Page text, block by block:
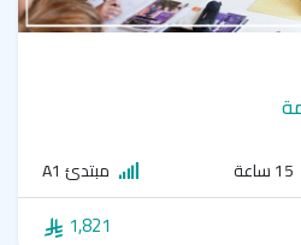
مبتدئ A1
1,821